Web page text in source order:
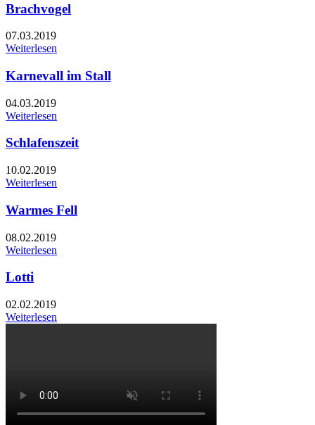
Brachvogel
07.03.2019
Weiterlesen
Karnevall im Stall
04.03.2019
Weiterlesen
Schlafenszeit
10.02.2019
Weiterlesen
Warmes Fell
08.02.2019
Weiterlesen
Lotti
02.02.2019
Weiterlesen